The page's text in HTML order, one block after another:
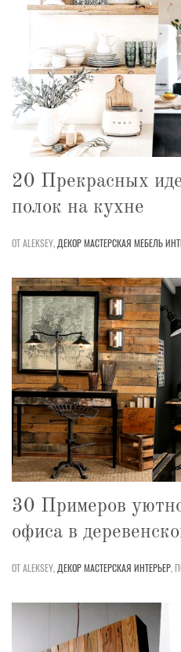
20 Прекрасных
полок на кухне
ОТ ALEKSEY, ДЕКОРМАСТЕРСКАЯ МЕБЕЛЬ
30 Примеров
офиса в
ОТ ALEKSEY, ДЕКОРМАСТЕРСКАЯ ИНТЕРЬЕР,